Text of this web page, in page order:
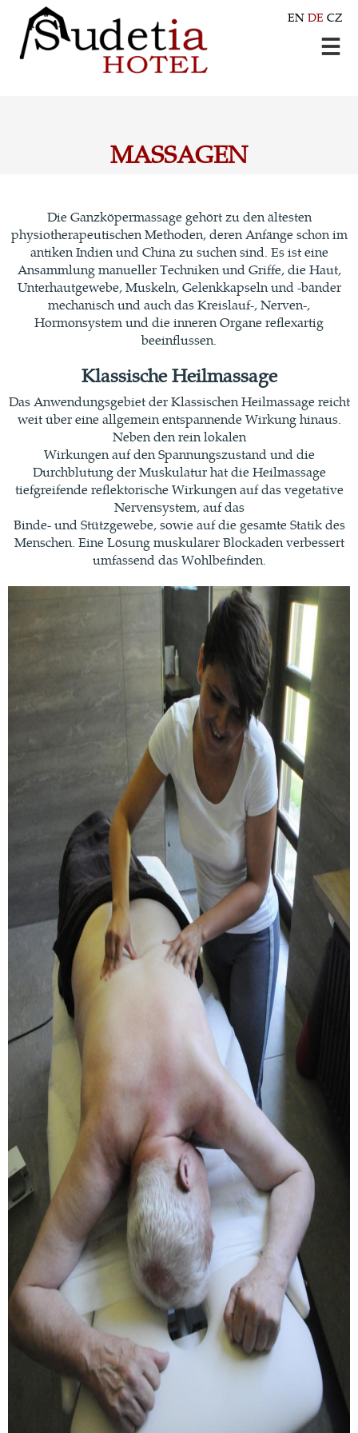
EN DE CZ
MASSAGEN
Die Ganzköpermassage gehört zu den ältesten
physiotherapeutischen Methoden, deren Anfänge schon im
antiken Indien und China zu suchen sind. Es ist eine
Ansammlung manueller Techniken und Griffe, die Haut,
Unterhautgewebe, Muskeln, Gelenkkapseln und -bänder
mechanisch und auch das Kreislauf-, Nerven-,
Hormonsystem und die inneren Organe reflexartig
beeinflussen.
Klassische Heilmassage
Das Anwendungsgebiet der Klassischen Heilmassage reicht
weit über eine allgemein entspannende Wirkung hinaus.
Neben den rein lokalen
Wirkungen auf den Spannungszustand und die
Durchblutung der Muskulatur hat die Heilmassage
tiefgreifende reflektorische Wirkungen auf das vegetative
Nervensystem, auf das
Binde- und Stützgewebe, sowie auf die gesamte Statik des
Menschen. Eine Lösung muskulärer Blockaden verbessert
umfassend das Wohlbefinden.